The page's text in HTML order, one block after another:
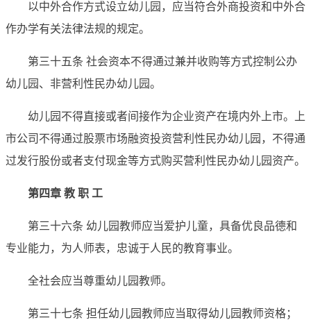
以中外合作方式设立幼儿园，应当符合外商投资和中外合
作办学有关法律法规的规定。
第三十五条 社会资本不得通过兼并收购等方式控制公办
幼儿园、非营利性民办幼儿园。
幼儿园不得直接或者间接作为企业资产在境内外上市。上
市公司不得通过股票市场融资投资营利性民办幼儿园，不得通
过发行股份或者支付现金等方式购买营利性民办幼儿园资产。
第四章 教 职 工
第三十六条 幼儿园教师应当爱护儿童，具备优良品德和
专业能力，为人师表，忠诚于人民的教育事业。
全社会应当尊重幼儿园教师。
第三十七条 担任幼儿园教师应当取得幼儿园教师资格；